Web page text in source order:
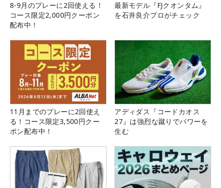
8-9月のプレーに2回使える！
コース限定2,000円クーポン
配布中！
最新モデル『FJクオンタム』
を石井良介プロがチェック
11月までのプレーに2回使え
る！コース限定3,500円クー
ポン配布中！
アディダス『コードカオス
27』は強烈な蹴りでパワーを
生む